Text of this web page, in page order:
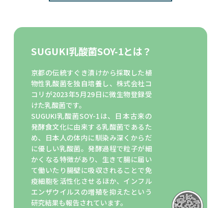
SUGUKI乳酸菌SOY-1とは？
京都の伝統すぐき漬けから採取した植
物性乳酸菌を独自培養し、株式会社コ
コリが2023年5月29日に微生物登録受
けた乳酸菌です。
SUGUKI乳酸菌SOY-1は、日本古来の
発酵食文化に由来する乳酸菌であるた
め、日本人の体内に馴染み深くからだ
に優しい乳酸菌。発酵過程で粒子が細
かくなる特徴があり、生きて腸に届い
て働いたり腸壁に吸収されることで免
疫細胞を活性化させるほか、インフル
エンザウイルスの増殖を抑えたという
研究結果も報告されています。